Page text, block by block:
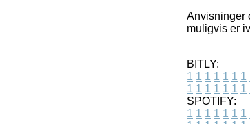
Anvisninger
muligvis er
BITLY:
1 1 1 1 1 1 1
1 1 1 1 1 1 1
SPOTIFY:
1 1 1 1 1 1 1